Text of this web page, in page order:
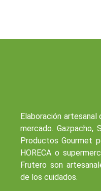
Elaboración
mercado. Gazpacho,
Productos Gourmet
HORECA o
Frutero son
de los cuidados.